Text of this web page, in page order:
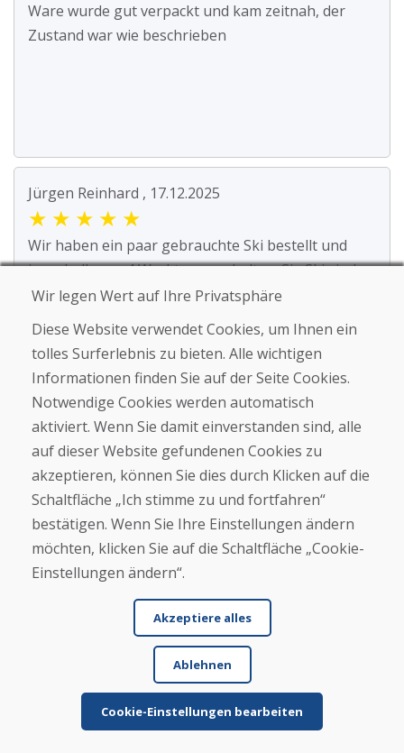
Ware wurde gut verpackt und kam zeitnah, der
Zustand war wie beschrieben
Jürgen Reinhard , 17.12.2025
★ ★ ★ ★ ★
Wir haben ein paar gebrauchte Ski bestellt und
innerhalb von 4 Werktagen erhalten. Sie Ski sind
ge...
Mehr lesen ...
Eigene Rezension
verfassen
★★★ ★★
Vor- und Nachname
Wir legen Wert auf Ihre Privatsphäre
Diese Website verwendet Cookies, um Ihnen ein
tolles Surferlebnis zu bieten. Alle wichtigen
Informationen finden Sie auf der Seite Cookies.
Notwendige Cookies werden automatisch
aktiviert. Wenn Sie damit einverstanden sind, alle
auf dieser Website gefundenen Cookies zu
akzeptieren, können Sie dies durch Klicken auf die
Schaltfläche „Ich stimme zu und fortfahren“
bestätigen. Wenn Sie Ihre Einstellungen ändern
möchten, klicken Sie auf die Schaltfläche „Cookie-
Einstellungen ändern“.
Akzeptiere alles
Ablehnen
Cookie-Einstellungen bearbeiten